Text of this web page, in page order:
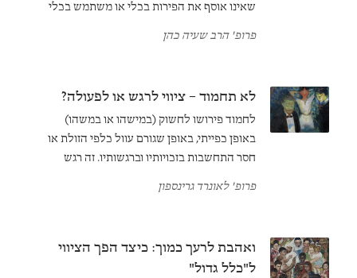
שאינו אוסף את הפירות בכלי או משתמש בכלי
החדשה מספר על תלמידי ישוע שקטפו מלילות
דנים בשאלה מהו הטעם לחוק זה, ומה הם
גבולותיו.
פרופ' הרב שעיה כהן
לא תחמוד – ציווי לרגש או לפעולה?
לחמוד פירושו לחשוק (במישהו או במשהו)
באופן כפייתי, באופן שגורם עוול כלפי הזולת או
חסר התחשבות בזכויותיו וברגשותיו. זה רגש
עוצמתי שרצוי למונעו. אך האם "לחמוד"
במשמעות המודרנית תואם את המשמעות של
פרופ' לאונרד גרינספון
ואהבת לרעך כמוך: כיצד הפך הציווי
ל"כלל גדול"